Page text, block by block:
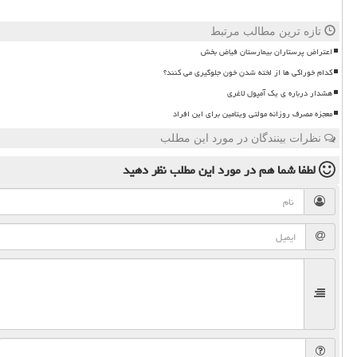
تازه ترین مطالب مرتبط
اعتراض پرستاران بیمارستان فیاض بخش
کدام خوراکی ها از لخته شدن خون جلوگیری می کنند؟
هشدار درباره ی یک آمپول لاغری
معجزه مصرف روزانه مولتی ویتامین برای این افراد
نظرات بینندگان در مورد این مطلب
لطفا شما همدر مورد این مطلبنظر دهید